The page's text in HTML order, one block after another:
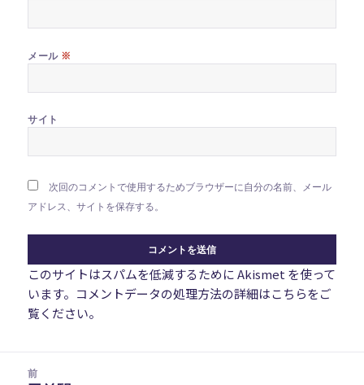
メール ※
サイト
次回のコメントで使用するためブラウザーに自分の名前、メール
アドレス、サイトを保存する。
このサイトはスパムを低減するために Akismet を使って
います。 コメントデータの処理方法の詳細はこちらをご
覧ください。
前